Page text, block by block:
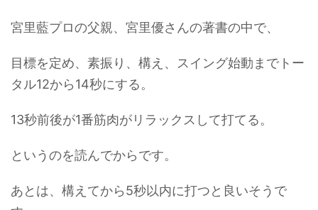
宮里藍プロの父親、宮里優さんの著書の中で、
目標を定め、素振り、構え、スイング始動までトー
タル12から14秒にする。
13秒前後が1番筋肉がリラックスして打てる。
というのを読んでからです。
あとは、構えてから5秒以内に打つと良いそうで